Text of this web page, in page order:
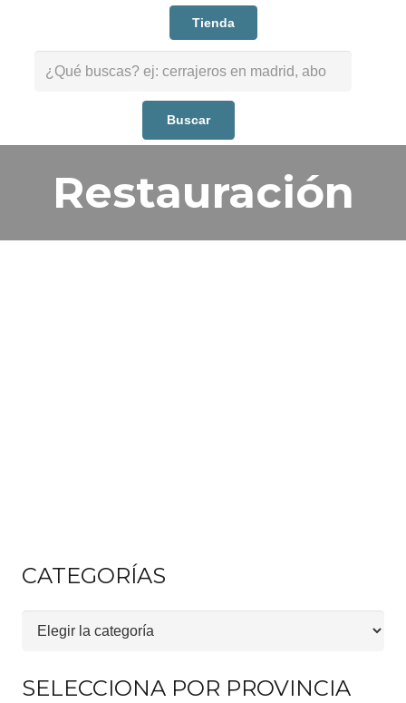
Tienda
Restauración
CATEGORÍAS
Categorías
SELECCIONA POR PROVINCIA